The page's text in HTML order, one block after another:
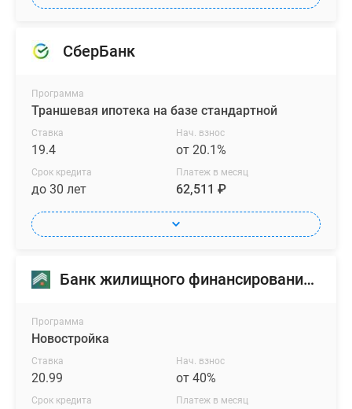
СберБанк
Программа
Траншевая ипотека на базе стандартной
Ставка
19.4
Нач. взнос
от 20.1%
Срок кредита
до 30 лет
Платеж в месяц
62,511 ₽
Банк жилищного финансирования (БЖФ)
Программа
Новостройка
Ставка
20.99
Нач. взнос
от 40%
Срок кредита Платеж в месяц